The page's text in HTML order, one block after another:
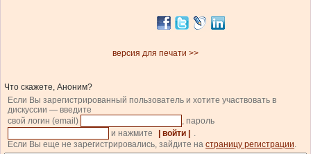
версия для печати >>
Что скажете, Аноним?
Если Вы зарегистрированный пользователь и хотите участвовать в
дискуссии — введите
свой логин (email)
, пароль
и нажмите
| войти |
.
Если Вы еще не зарегистрировались, зайдите на страницу регистрации.